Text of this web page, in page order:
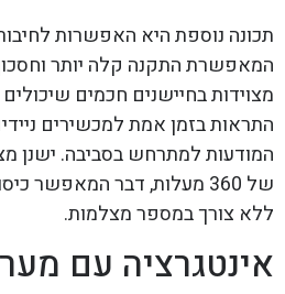
המאפשרת התקנה קלה יותר
מצוידות בחיישנים חכמים
התראות בזמן אמת למכשירים
המודעות למתרחש בסביבה. ישנן
של 360 מעלות, דבר המאפשר
ללא צורך במספר מצלמות.
אינטגרציה עם